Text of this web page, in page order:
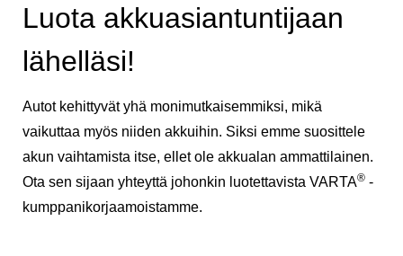
Luota akkuasiantuntijaan
lähelläsi!
Autot kehittyvät yhä monimutkaisemmiksi, mikä
vaikuttaa myös niiden akkuihin. Siksi emme suosittele
akun vaihtamista itse, ellet ole akkualan ammattilainen.
Ota sen sijaan yhteyttä johonkin luotettavista VARTA® -
kumppanikorjaamoistamme.